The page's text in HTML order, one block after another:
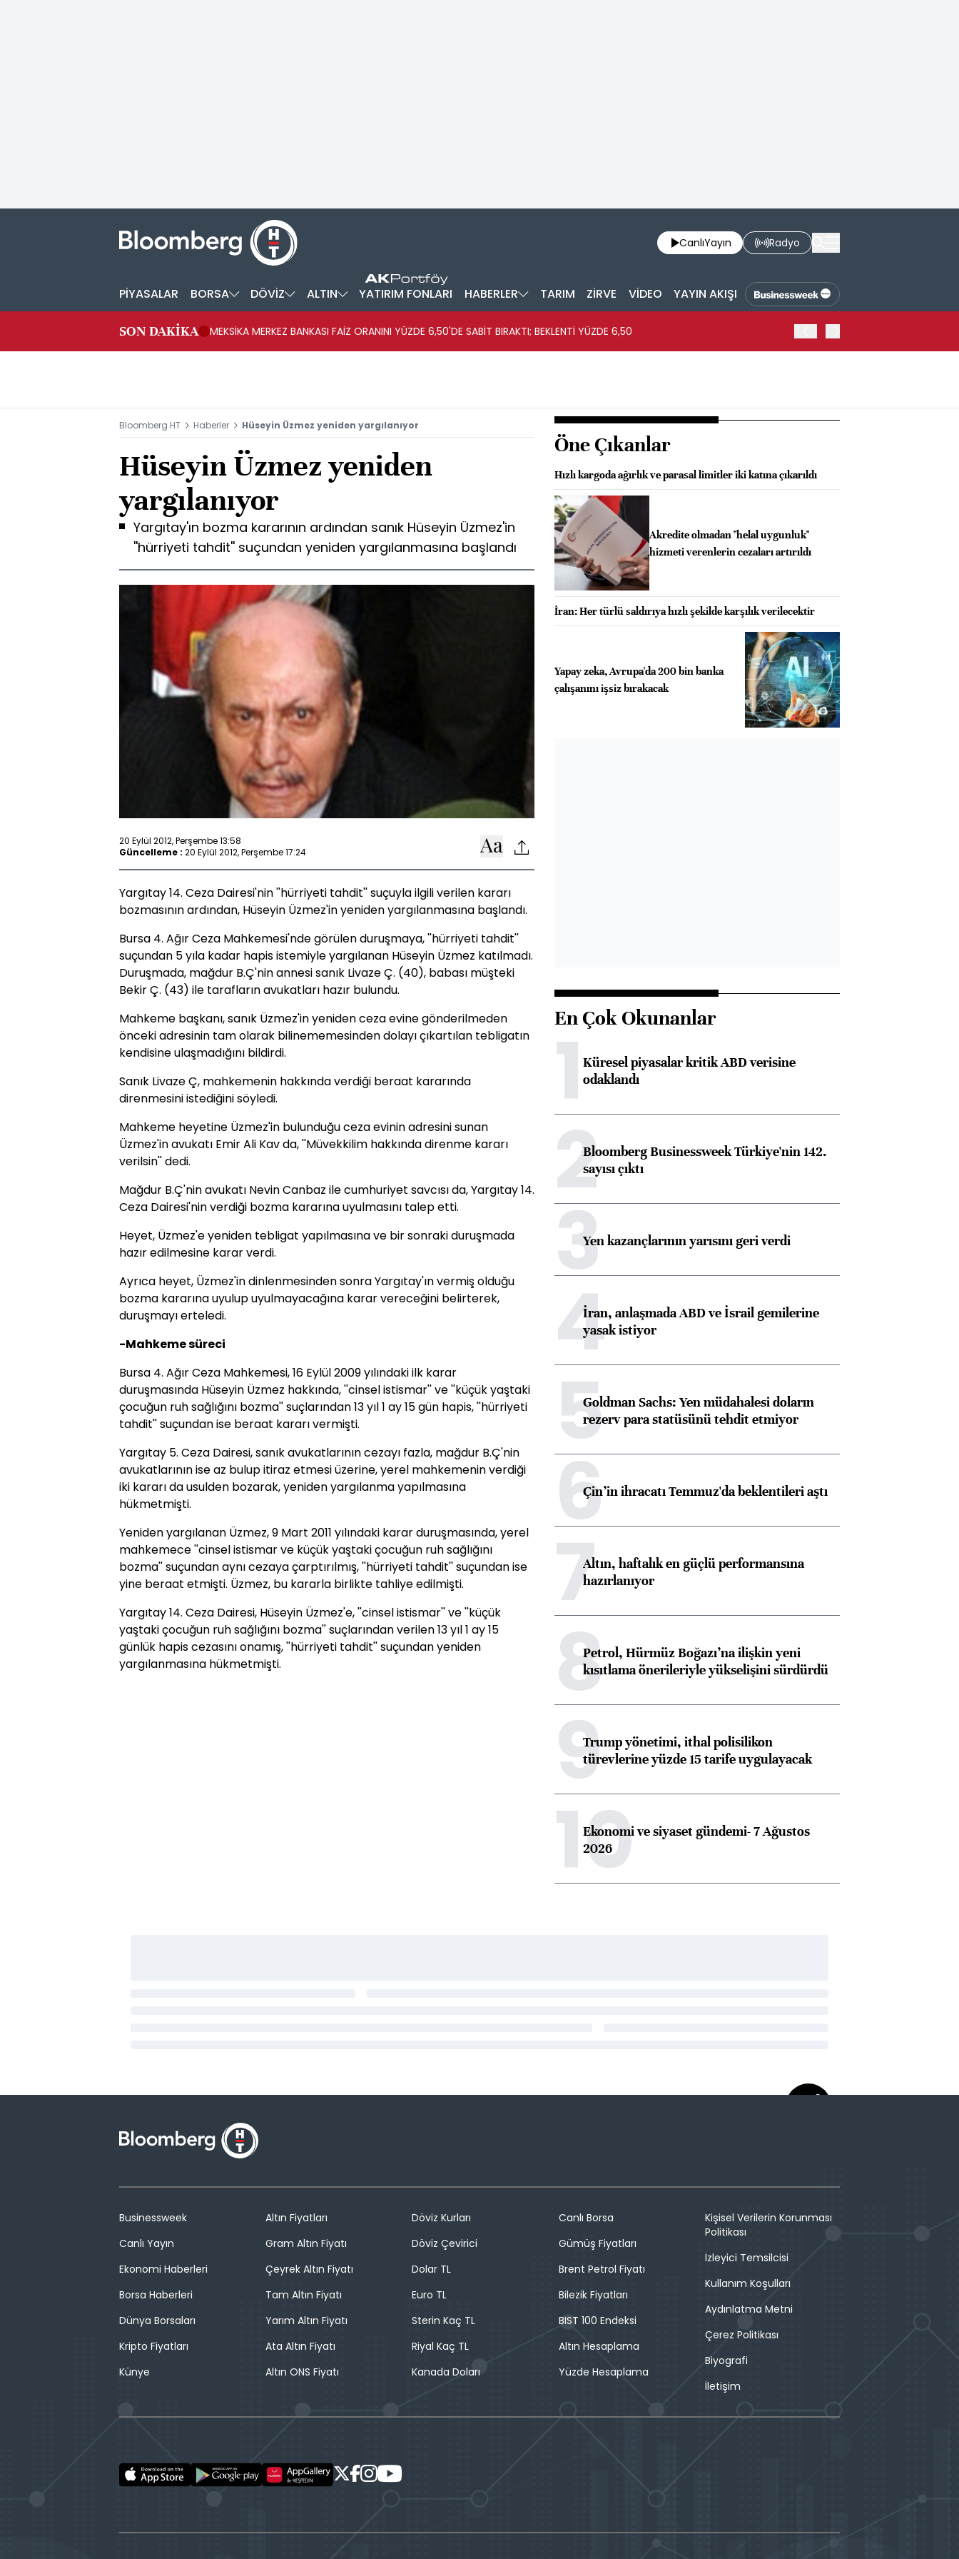
CanlıYayın Radyo
PİYASALAR BORSA DÖVİZ ALTIN YATIRIM FONLARI HABERLER TARIM ZİRVE VİDEO YAYIN AKIŞI
SON DAKİKA MEKSİKA MERKEZ BANKASI FAİZ ORANINI YÜZDE 6,50'DE SABİT BIRAKTI; BEKLENTİ YÜZDE 6,50
Bloomberg HT Haberler Hüseyin Üzmez yeniden yargılanıyor
Hüseyin Üzmez yeniden
yargılanıyor
Yargıtay'ın bozma kararının ardından sanık Hüseyin Üzmez'in
''hürriyeti tahdit'' suçundan yeniden yargılanmasına başlandı
20 Eylül 2012, Perşembe 13:58
Güncelleme : 20 Eylül 2012, Perşembe 17:24
Yargıtay 14. Ceza Dairesi'nin ''hürriyeti tahdit'' suçuyla ilgili verilen kararı
bozmasının ardından, Hüseyin Üzmez'in yeniden yargılanmasına başlandı.
Bursa 4. Ağır Ceza Mahkemesi'nde görülen duruşmaya, ''hürriyeti tahdit''
suçundan 5 yıla kadar hapis istemiyle yargılanan Hüseyin Üzmez katılmadı.
Duruşmada, mağdur B.Ç'nin annesi sanık Livaze Ç. (40), babası müşteki
Bekir Ç. (43) ile tarafların avukatları hazır bulundu.
Mahkeme başkanı, sanık Üzmez'in yeniden ceza evine gönderilmeden
önceki adresinin tam olarak bilinememesinden dolayı çıkartılan tebligatın
kendisine ulaşmadığını bildirdi.
Sanık Livaze Ç, mahkemenin hakkında verdiği beraat kararında
direnmesini istediğini söyledi.
Mahkeme heyetine Üzmez'in bulunduğu ceza evinin adresini sunan
Üzmez'in avukatı Emir Ali Kav da, ''Müvekkilim hakkında direnme kararı
verilsin'' dedi.
Mağdur B.Ç'nin avukatı Nevin Canbaz ile cumhuriyet savcısı da, Yargıtay 14.
Ceza Dairesi'nin verdiği bozma kararına uyulmasını talep etti.
Heyet, Üzmez'e yeniden tebligat yapılmasına ve bir sonraki duruşmada
hazır edilmesine karar verdi.
Ayrıca heyet, Üzmez'in dinlenmesinden sonra Yargıtay'ın vermiş olduğu
bozma kararına uyulup uyulmayacağına karar vereceğini belirterek,
duruşmayı erteledi.
-Mahkeme süreci
Bursa 4. Ağır Ceza Mahkemesi, 16 Eylül 2009 yılındaki ilk karar
duruşmasında Hüseyin Üzmez hakkında, ''cinsel istismar'' ve ''küçük yaştaki
çocuğun ruh sağlığını bozma'' suçlarından 13 yıl 1 ay 15 gün hapis, ''hürriyeti
tahdit'' suçundan ise beraat kararı vermişti.
Yargıtay 5. Ceza Dairesi, sanık avukatlarının cezayı fazla, mağdur B.Ç'nin
avukatlarının ise az bulup itiraz etmesi üzerine, yerel mahkemenin verdiği
iki kararı da usulden bozarak, yeniden yargılanma yapılmasına
hükmetmişti.
Yeniden yargılanan Üzmez, 9 Mart 2011 yılındaki karar duruşmasında, yerel
mahkemece ''cinsel istismar ve küçük yaştaki çocuğun ruh sağlığını
bozma'' suçundan aynı cezaya çarptırılmış, ''hürriyeti tahdit'' suçundan ise
yine beraat etmişti. Üzmez, bu kararla birlikte tahliye edilmişti.
Yargıtay 14. Ceza Dairesi, Hüseyin Üzmez'e, ''cinsel istismar'' ve ''küçük
yaştaki çocuğun ruh sağlığını bozma'' suçlarından verilen 13 yıl 1 ay 15
günlük hapis cezasını onamış, ''hürriyeti tahdit'' suçundan yeniden
yargılanmasına hükmetmişti.
Öne Çıkanlar
Hızlı kargoda ağırlık ve parasal limitler iki katına çıkarıldı
Akredite olmadan "helal uygunluk"
hizmeti verenlerin cezaları artırıldı
İran: Her türlü saldırıya hızlı şekilde karşılık verilecektir
Yapay zeka, Avrupa'da 200 bin banka
çalışanını işsiz bırakacak
En Çok Okunanlar
1Küresel piyasalar kritik ABD verisine
odaklandı
2Bloomberg Businessweek Türkiye'nin 142.
sayısı çıktı
3Yen kazançlarının yarısını geri verdi
4İran, anlaşmada ABD ve İsrail gemilerine
yasak istiyor
5Goldman Sachs: Yen müdahalesi doların
rezerv para statüsünü tehdit etmiyor
6Çin’in ihracatı Temmuz'da beklentileri aştı
7Altın, haftalık en güçlü performansına
hazırlanıyor
8Petrol, Hürmüz Boğazı’na ilişkin yeni
kısıtlama önerileriyle yükselişini sürdürdü
9Trump yönetimi, ithal polisilikon
türevlerine yüzde 15 tarife uygulayacak
10
Ekonomi ve siyaset gündemi- 7 Ağustos
2026
Businessweek
Canlı Yayın
Ekonomi Haberleri
Borsa Haberleri
Dünya Borsaları
Kripto Fiyatları
Künye
Altın Fiyatları
Gram Altın Fiyatı
Çeyrek Altın Fiyatı
Tam Altın Fiyatı
Yarım Altın Fiyatı
Ata Altın Fiyatı
Altın ONS Fiyatı
Döviz Kurları
Döviz Çevirici
Dolar TL
Euro TL
Sterin Kaç TL
Riyal Kaç TL
Kanada Doları
Canlı Borsa
Gümüş Fiyatları
Brent Petrol Fiyatı
Bilezik Fiyatları
BIST 100 Endeksi
Altın Hesaplama
Yüzde Hesaplama
Kişisel Verilerin Korunması
Politikası
İzleyici Temsilcisi
Kullanım Koşulları
Aydınlatma Metni
Çerez Politikası
Biyografi
İletişim